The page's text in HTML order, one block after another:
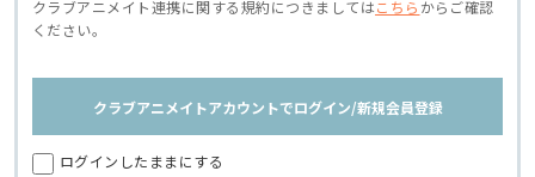
クラブアニメイト連携に関する規約につきましてはこちら からご確認
ください。
クラブアニメイトアカウントでログイン/新規会員登録
ログインしたままにする